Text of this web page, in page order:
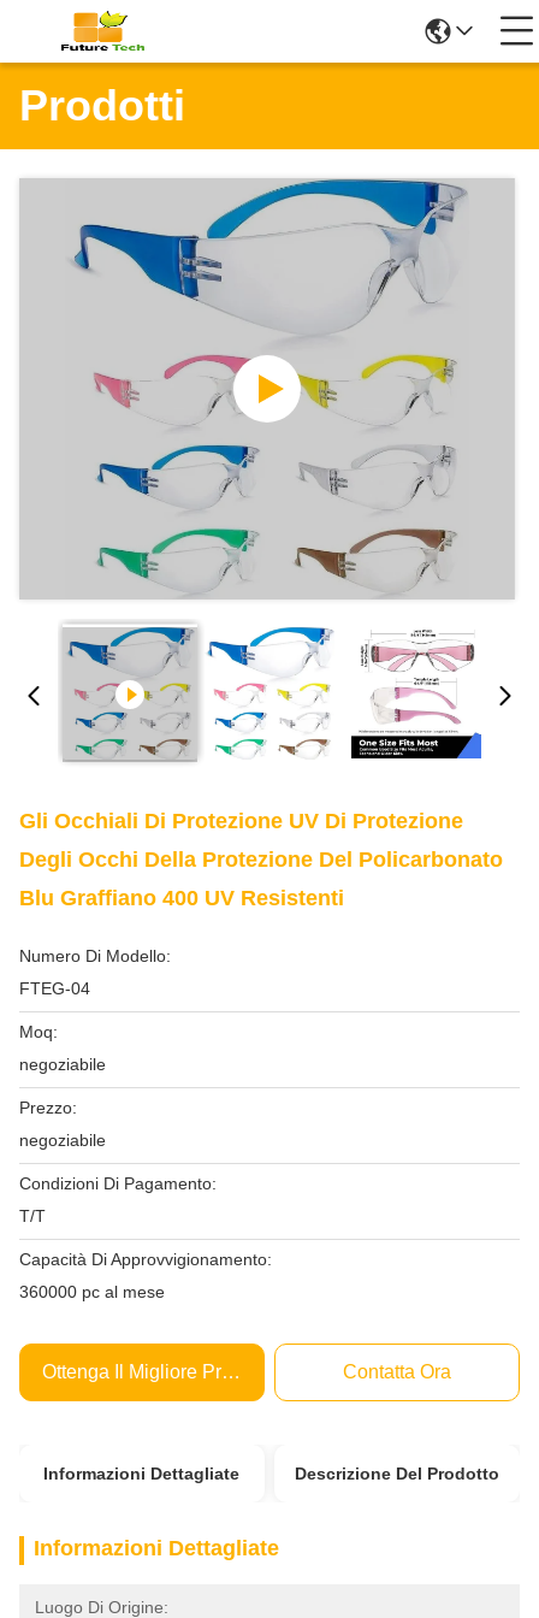
Prodotti
Gli Occhiali Di Protezione UV Di Protezione
Degli Occhi Della Protezione Del Policarbonato
Blu Graffiano 400 UV Resistenti
Numero Di Modello:
FTEG-04
Moq:
negoziabile
Prezzo:
negoziabile
Condizioni Di Pagamento:
T/T
Capacità Di Approvvigionamento:
360000 pc al mese
Ottenga Il Migliore Prezzo Contatta Ora
Informazioni Dettagliate Descrizione Del Prodotto
Informazioni Dettagliate
Luogo Di Origine: